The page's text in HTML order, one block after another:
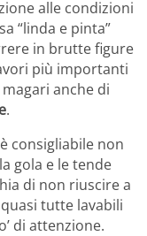
alle condizioni
“linda e pinta”
in brutte figure
più importanti
anche di
.
consigliabile non
gola e le tende
di non riuscire a
tutte lavabili
di attenzione.